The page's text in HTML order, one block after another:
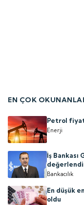
EN ÇOK
Petrol
Enerji
İş Bankası
Bankacılık
En düşük
oldu